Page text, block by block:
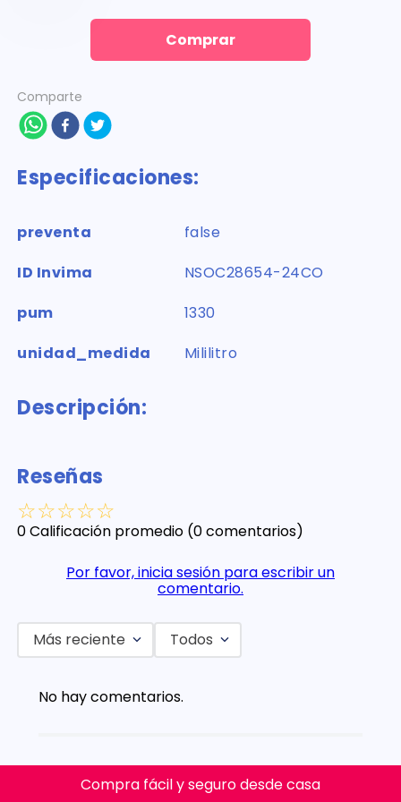
Comprar
Comparte
Especificaciones:
preventa
false
ID Invima
NSOC28654-24CO
pum
1330
unidad_medida
Mililitro
Descripción:
Reseñas
☆☆☆☆☆
0 Calificación promedio (0 comentarios)
Por favor, inicia sesión para escribir un
comentario.
Más reciente Todos
No hay comentarios.
Compra fácil y seguro desde casa